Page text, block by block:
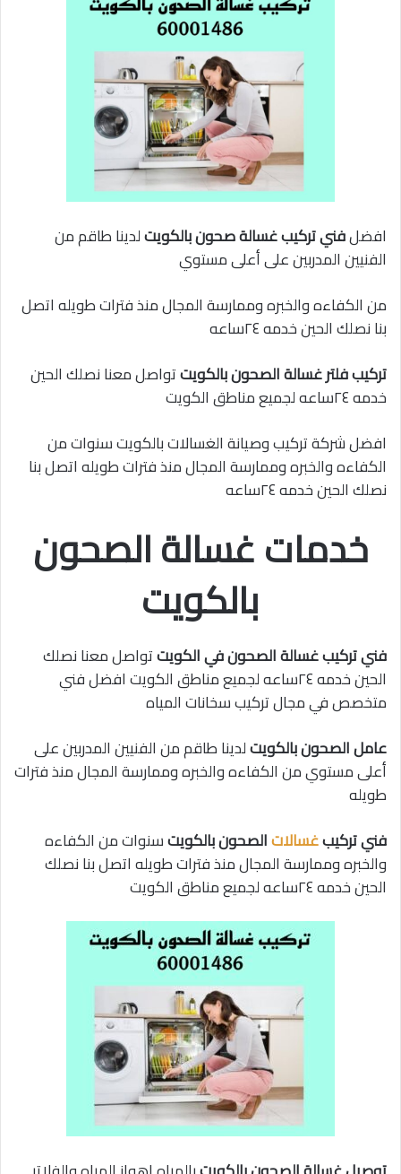
افضلفني تركيب غسالة صحون بالكويتلدينا طاقم من
الفنيين المدربين على أعلى مستوي
من الكفاءه والخبره وممارسة المجال منذ فترات طويله اتصل
بنا نصلك الحين خدمه ٢٤ساعه
تركيب فلتر غسالة الصحون بالكويتتواصل معنا نصلك الحين
خدمه ٢٤ساعه لجميع مناطق الكويت
افضل شركة تركيب وصيانة الغسالات بالكويت سنوات من
الكفاءه والخبره وممارسة المجال منذ فترات طويله اتصل بنا
نصلك الحين خدمه ٢٤ساعه
خدمات غسالة الصحون
بالكويت
فني تركيب غسالة الصحون في الكويتتواصل معنا نصلك
الحين خدمه ٢٤ساعه لجميع مناطق الكويت افضل فني
متخصص في مجال تركيب سخانات المياه
عامل الصحون بالكويتلدينا طاقم من الفنيين المدربين على
أعلى مستوي من الكفاءه والخبره وممارسة المجال منذ فترات
طويله
فني تركيبغسالاتالصحون بالكويتسنوات من الكفاءه
والخبره وممارسة المجال منذ فترات طويله اتصل بنا نصلك
الحين خدمه ٢٤ساعه لجميع مناطق الكويت